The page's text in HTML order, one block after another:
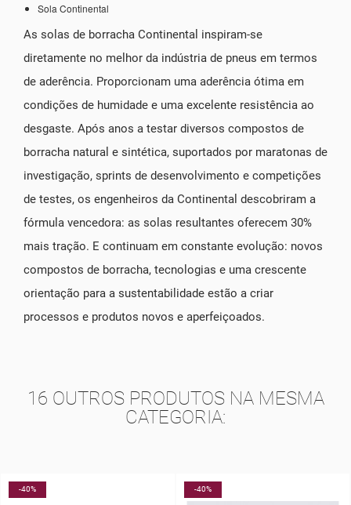
Sola Continental
As solas de borracha Continental inspiram-se
diretamente no melhor da indústria de pneus em termos
de aderência. Proporcionam uma aderência ótima em
condições de humidade e uma excelente resistência ao
desgaste. Após anos a testar diversos compostos de
borracha natural e sintética, suportados por maratonas de
investigação, sprints de desenvolvimento e competições
de testes, os engenheiros da Continental descobriram a
fórmula vencedora: as solas resultantes oferecem 30%
mais tração. E continuam em constante evolução: novos
compostos de borracha, tecnologias e uma crescente
orientação para a sustentabilidade estão a criar
processos e produtos novos e aperfeiçoados.
16 OUTROS PRODUTOS NA MESMA
CATEGORIA:
-40% -10%